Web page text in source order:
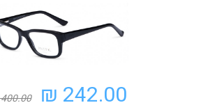
242.00 ₪
400.00 ₪